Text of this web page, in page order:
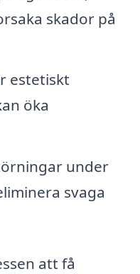
skador på
estetiskt
öka
under
svaga
att få